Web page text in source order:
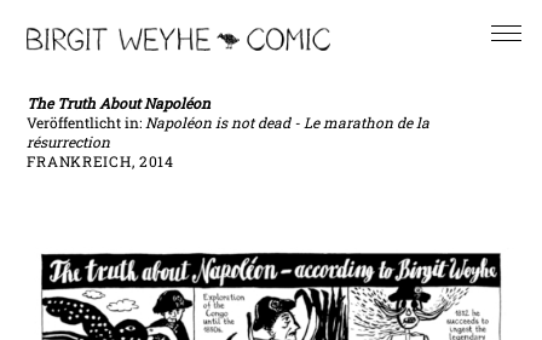
The Truth About Napoléon
Veröffentlicht in:Napoléon is not dead - Le marathon de la
résurrection
FRANKREICH, 2014